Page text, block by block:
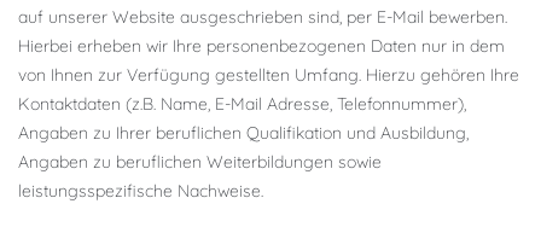
auf unserer Website ausgeschrieben sind, per E-Mail bewerben.
Hierbei erheben wir Ihre personenbezogenen Daten nur in dem
von Ihnen zur Verfügung gestellten Umfang. Hierzu gehören Ihre
Kontaktdaten (z.B. Name, E-Mail Adresse, Telefonnummer),
Angaben zu Ihrer beruflichen Qualifikation und Ausbildung,
Angaben zu beruflichen Weiterbildungen sowie
leistungsspezifische Nachweise.